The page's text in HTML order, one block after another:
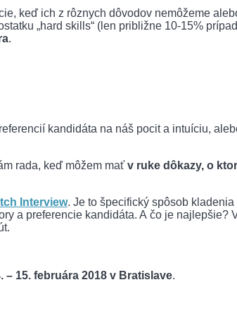
keď ich z rôznych dôvodov nemôžeme
„hard skills“ (len približne 10-15%
.
kandidáta na náš pocit a intuíciu,
rada, keď môžem mať v ruke dôkazy, o
Interview. Je to špecifický spôsob
a preferencie kandidáta. A čo je
– 15. februára 2018 v Bratislave.